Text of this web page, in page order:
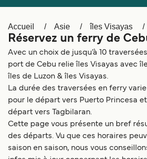
Deutschland
Norge
Accueil Asie îles Visayas
Réservez un ferry de
Avec un choix de jusqu’à 10
port de Cebu relie îles Visayas avec
îles de Luzon & îles Visayas.
La durée des traversées en ferry
pour le départ vers Puerto Princesa
départ vers Tagbilaran.
Cette page vous présente un bref
des départs. Vu que ces horaires
saison en saison, nous vous